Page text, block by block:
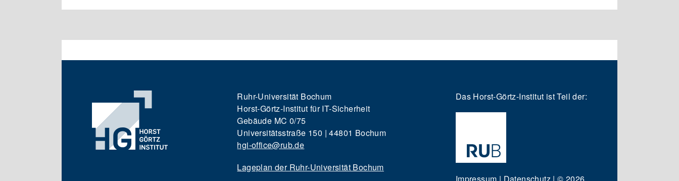
Ruhr-Universität Bochum
Horst-Görtz-Institut für IT-Sicherheit
Gebäude MC 0/75
Universitätsstraße 150 | 44801 Bochum
hgi-office@rub.de
Lageplan der Ruhr-Universität Bochum
Das Horst-Görtz-Institut ist Teil der:
Impressum | Datenschutz |© 2026